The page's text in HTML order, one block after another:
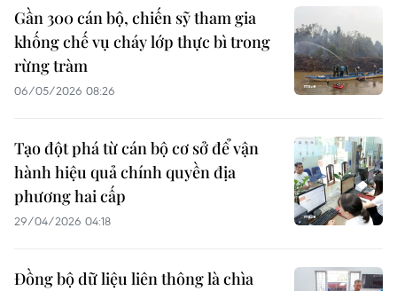
Gần 300 cán bộ, chiến sỹ tham gia
khống chế vụ cháy lớp thực bì trong
rừng tràm
06/05/2026 08:26
Tạo đột phá từ cán bộ cơ sở để vận
hành hiệu quả chính quyền địa
phương hai cấp
29/04/2026 04:18
Đồng bộ dữ liệu liên thông là chìa